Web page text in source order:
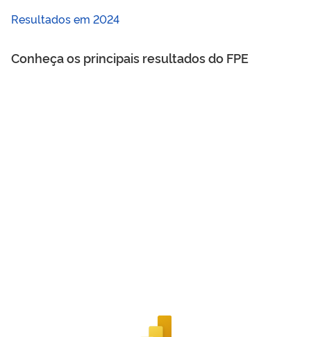
Resultados em 2024
Conheça os principais resultados do FPE